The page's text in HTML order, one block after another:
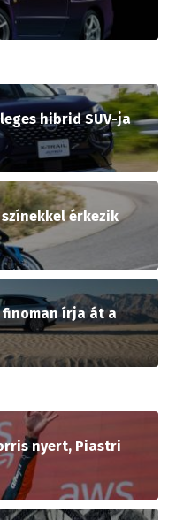
hibrid SUV-ja
színekkel érkezik
finoman írja át a
nyert, Piastri